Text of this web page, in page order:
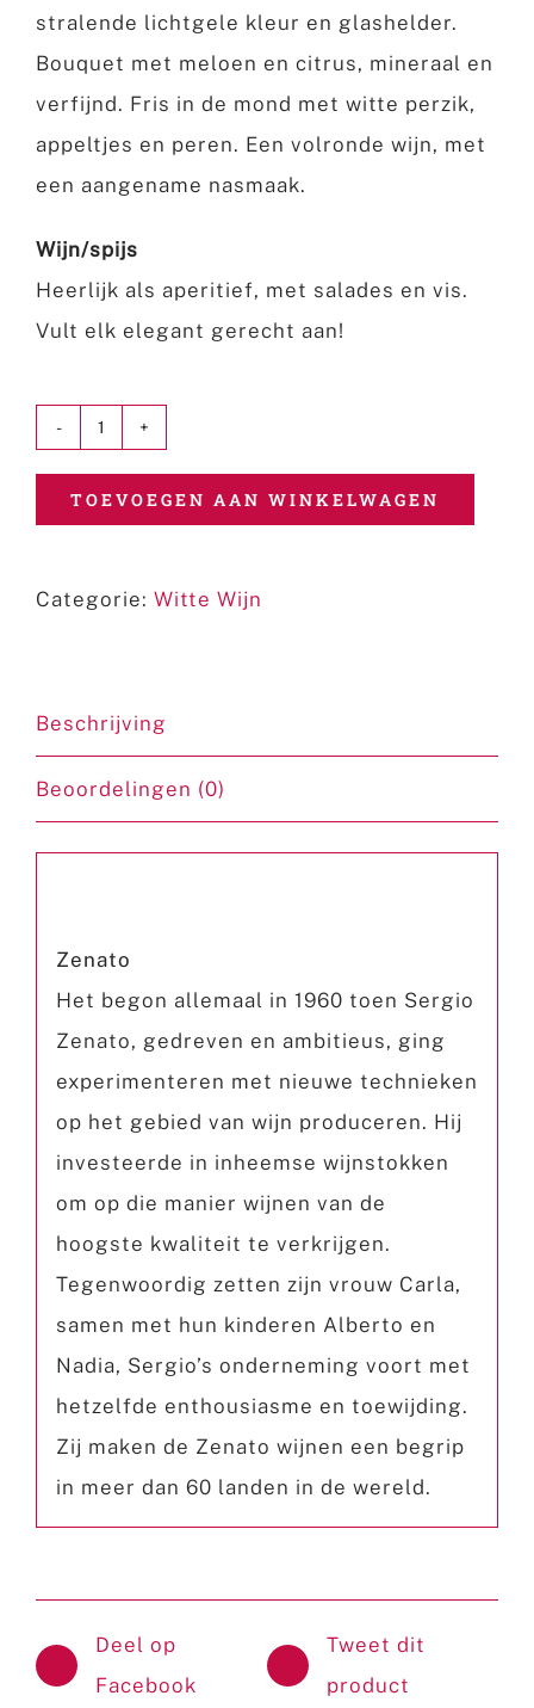
stralende lichtgele kleur en glashelder.
Bouquet met meloen en citrus, mineraal en
verfijnd. Fris in de mond met witte perzik,
appeltjes en peren. Een volronde wijn, met
een aangename nasmaak.
Wijn/spijs
Heerlijk als aperitief, met salades en vis.
Vult elk elegant gerecht aan!
Zenato
Benedetto
hoeveelheid
TOEVOEGEN AAN WINKELWAGEN
Categorie: Witte Wijn
Beschrijving
Beoordelingen (0)
Zenato
Het begon allemaal in 1960 toen Sergio
Zenato, gedreven en ambitieus, ging
experimenteren met nieuwe technieken
op het gebied van wijn produceren. Hij
investeerde in inheemse wijnstokken
om op die manier wijnen van de
hoogste kwaliteit te verkrijgen.
Tegenwoordig zetten zijn vrouw Carla,
samen met hun kinderen Alberto en
Nadia, Sergio’s onderneming voort met
hetzelfde enthousiasme en toewijding.
Zij maken de Zenato wijnen een begrip
in meer dan 60 landen in de wereld.
Deel op
Facebook
Tweet dit
product